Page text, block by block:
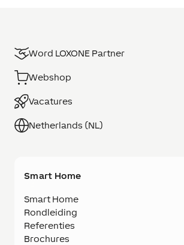
Word LOXONE Partner
Webshop
Vacatures
Netherlands (NL)
Smart Home
Smart Home
Rondleiding
Referenties
Brochures